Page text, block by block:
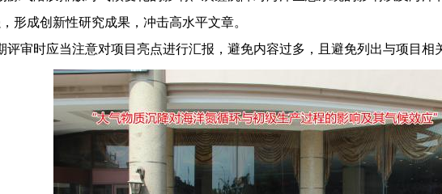
形成创新性研究成果，冲击高水平文章。
评审时应当注意对项目亮点进行汇报，避免内容过多，且避免列出与项目相